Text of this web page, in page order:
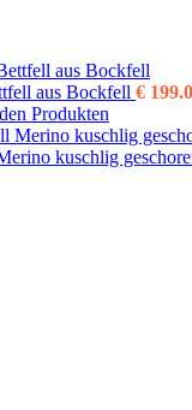
aus Bockfell €
Produkten
kuschlig